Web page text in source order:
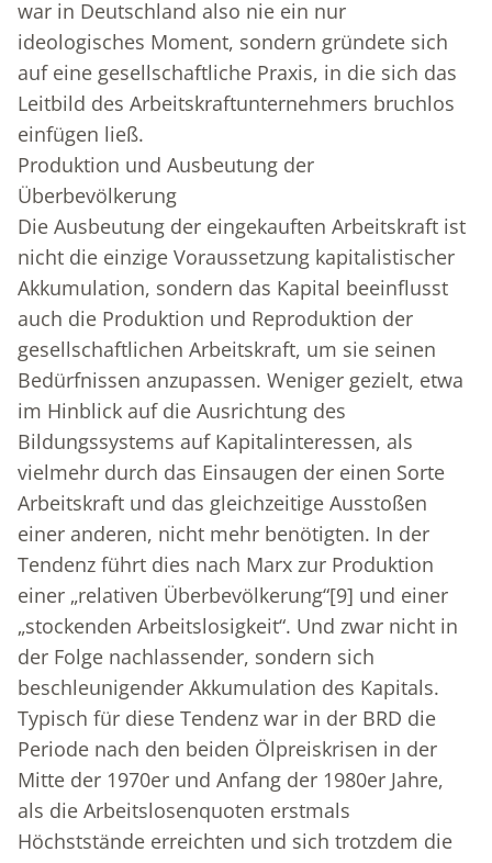
war in Deutschland also nie ein nur
ideologisches Moment, sondern gründete sich
auf eine gesellschaftliche Praxis, in die sich das
Leitbild des Arbeitskraftunternehmers bruchlos
einfügen ließ.
Produktion und Ausbeutung der
Überbevölkerung
Die Ausbeutung der eingekauften Arbeitskraft ist
nicht die einzige Voraussetzung kapitalistischer
Akkumulation, sondern das Kapital beeinflusst
auch die Produktion und Reproduktion der
gesellschaftlichen Arbeitskraft, um sie seinen
Bedürfnissen anzupassen. Weniger gezielt, etwa
im Hinblick auf die Ausrichtung des
Bildungssystems auf Kapitalinteressen, als
vielmehr durch das Einsaugen der einen Sorte
Arbeitskraft und das gleichzeitige Ausstoßen
einer anderen, nicht mehr benötigten. In der
Tendenz führt dies nach Marx zur Produktion
einer „relativen Überbevölkerung“[9] und einer
„stockenden Arbeitslosigkeit“. Und zwar nicht in
der Folge nachlassender, sondern sich
beschleunigender Akkumulation des Kapitals.
Typisch für diese Tendenz war in der BRD die
Periode nach den beiden Ölpreiskrisen in der
Mitte der 1970er und Anfang der 1980er Jahre,
als die Arbeitslosenquoten erstmals
Höchststände erreichten und sich trotzdem die